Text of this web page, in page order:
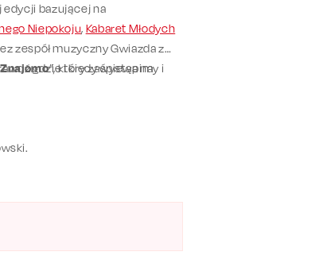
edycji bazującej na
Niepokoju, Kabaret Młodych
zespół muzyczny Gwiazda z
”, który zaśpiewa na
gdzie i kiedy wystąpimy i